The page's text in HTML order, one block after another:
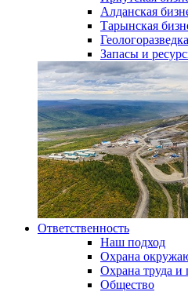
Алданская
Тарынская
Геологоразведка
Запасы и
Ответственность
Наш подход
Охрана
Охрана труда и
Общество